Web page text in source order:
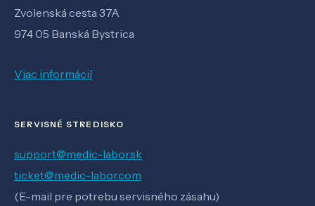
Zvolenská cesta 37A
974 05 Banská Bystrica
Viac informácií
SERVISNÉ STREDISKO
support@medic-labor.sk
ticket@medic-labor.com
(E-mail pre potrebu servisného zásahu)